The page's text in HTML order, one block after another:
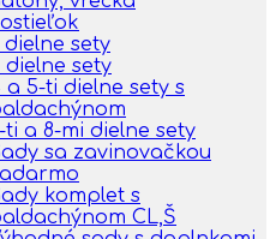
dielne sety
dielne sety
a 5-ti dielne sety s
ti a 8-mi dielne sety
sa zavinovačkou
komplet s
CL,Š